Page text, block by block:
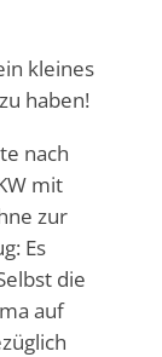
kleines
haben!
nach
mit
zur
Es
die
auf